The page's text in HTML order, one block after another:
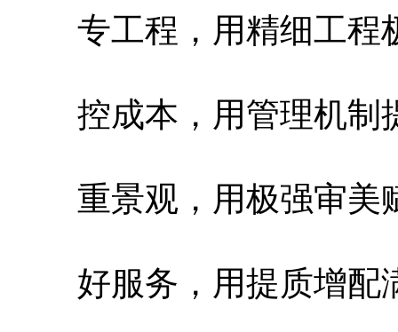
专工程，用精细工程
控成本，用管理机制
重景观，用极强审美
好服务，用提质增配